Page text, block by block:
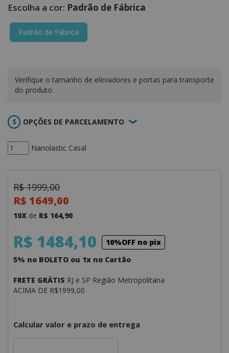
Padrão de Fábrica
Padrão de Fábrica
Nanolastic Casal
Verifique o tamanho de elevadores e portas para transporte
do produto.
OPÇÕES DE PARCELAMENTO
R$ 1999,00
R$ 1649,00
10X de R$ 164,90
R$ 1484,10
10%OFF no pix
5% no BOLETO ou 1x no Cartão
FRETE GRÁTIS RJ e SP Região Metropolitana
ACIMA DE R$1999,00
Calcular valor e prazo de entrega